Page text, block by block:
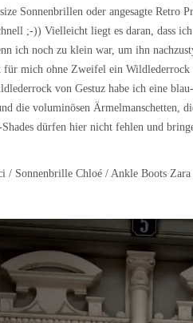
Sonnenbrillen oder angesagte Retro
;-)) Vielleicht liegt es daran, dass
ich noch zu klein war, um ihn
für mich ohne Zweifel ein
von Gestuz habe ich eine
die voluminösen Ärmelmanschetten,
dürfen hier nicht fehlen und
/ Sonnenbrille Chloé / Ankle Boots